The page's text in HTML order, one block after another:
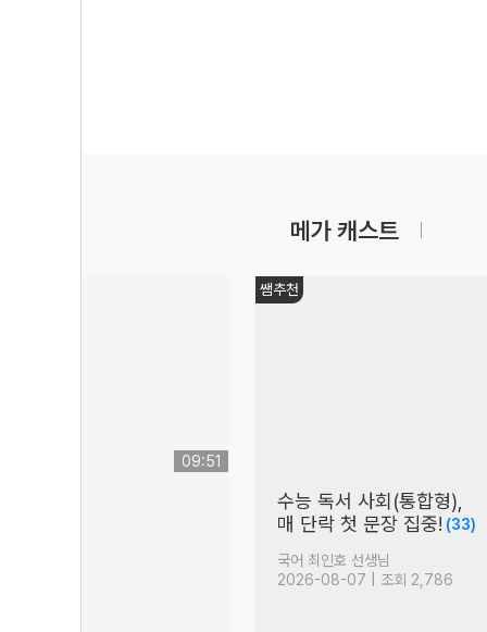
메가 캐스트
09:51
쌤추천
수능 독서 사회(통합형),
매 단락 첫 문장 집중! (33)
국어 최인호 선생님
2026-08-07 | 조회 2,786